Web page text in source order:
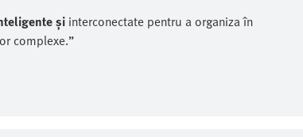
și interconectate pentru a organiza în
complexe.”